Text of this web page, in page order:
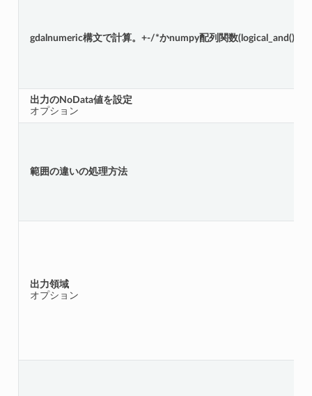
gdalnumeric構文で計算。+-/*かnumpy配列関数(logical_and())を
出力のNoData値を設定
オプション
範囲の違いの処理方法
出力領域
オプション